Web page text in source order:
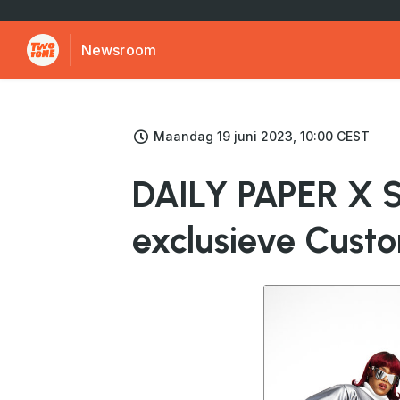
Newsroom
Maandag 19 juni 2023, 10:00 CEST
DAILY PAPER X
exclusieve